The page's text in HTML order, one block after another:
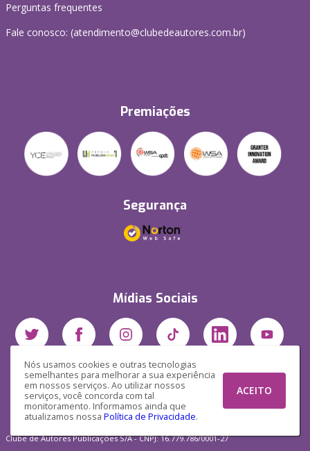
Nós usamos cookies e outras tecnologias
semelhantes para melhorar a sua experiência
em nossos serviços. Ao utilizar nossos
serviços, você concorda com tal
monitoramento. Informamos ainda que
atualizamos nossa Política de Privacidade.
ACEITO
Perguntas frequentes
Fale conosco: (atendimento@clubedeautores.com.br)
Premiações
Segurança
Mídias Sociais
Clube de Autores Publicações S/A - CNPJ: 16.779.786/0001-27